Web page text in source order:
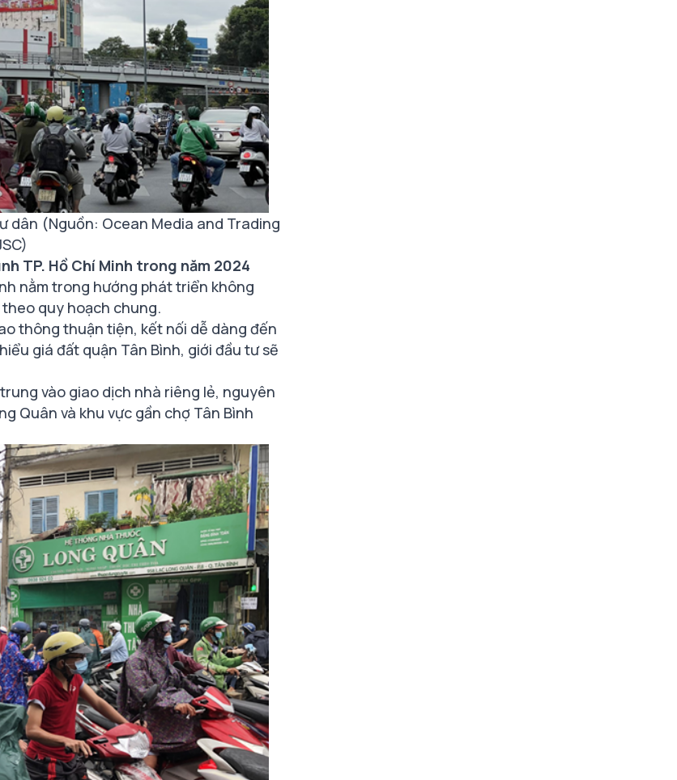
dân (Nguồn: Ocean Media and Trading
TP. Hồ Chí Minh trong năm 2024
nằm trong hướng phát triển không
theo quy hoạch chung.
thông thuận tiện, kết nối dễ dàng đến
giá đất quận Tân Bình, giới đầu tư sẽ
vào giao dịch nhà riêng lẻ, nguyên
Quân và khu vực gần chợ Tân Bình